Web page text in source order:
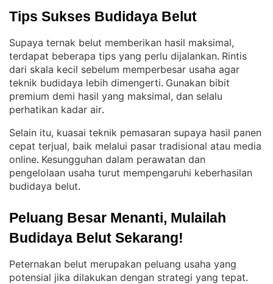
Tips Sukses Budidaya Belut
Supaya ternak belut memberikan hasil maksimal,
terdapat beberapa tips yang perlu dijalankan. Rintis
dari skala kecil sebelum memperbesar usaha agar
teknik budidaya lebih dimengerti. Gunakan bibit
premium demi hasil yang maksimal, dan selalu
perhatikan kadar air.
Selain itu, kuasai teknik pemasaran supaya hasil panen
cepat terjual, baik melalui pasar tradisional atau media
online. Kesungguhan dalam perawatan dan
pengelolaan usaha turut mempengaruhi keberhasilan
budidaya belut.
Peluang Besar Menanti, Mulailah
Budidaya Belut Sekarang!
Peternakan belut merupakan peluang usaha yang
potensial jika dilakukan dengan strategi yang tepat